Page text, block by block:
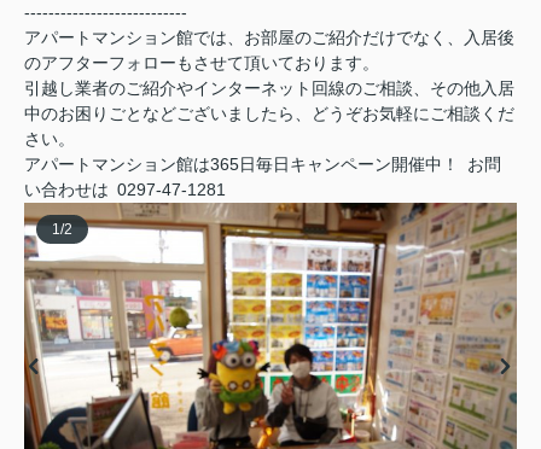
---------------------------
アパートマンション館では、お部屋のご紹介だけでなく、入居後
のアフターフォローもさせて頂いております。
引越し業者のご紹介やインターネット回線のご相談、その他入居
中のお困りごとなどございましたら、どうぞお気軽にご相談くだ
さい。
アパートマンション館は365日毎日キャンペーン開催中！ お問
い合わせは 0297-47-1281
1/2